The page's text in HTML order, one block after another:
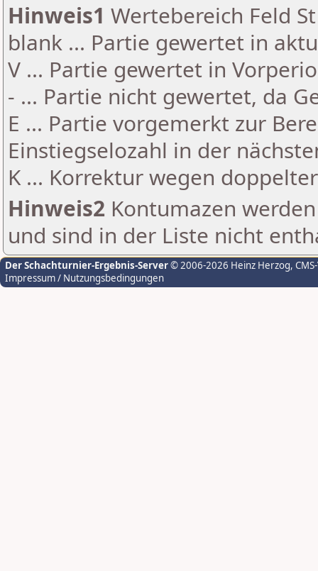
Hinweis1 Wertebereich Feld
blank ... Partie gewertet in
V ... Partie gewertet in
- ... Partie nicht gewertet, da
E ... Partie vorgemerkt zur
Einstiegselozahl in der
K ... Korrektur wegen
Hinweis2 Kontumazen
und sind in der Liste nicht
Der Schachturnier-Ergebnis-Server© 2006-2026 Heinz Herzog,
Impressum / Nutzungsbedingungen